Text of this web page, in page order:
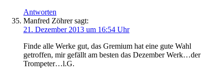
Antworten
Manfred Zöhrer sagt:
21. Dezember 2013 um 16:54 Uhr
Finde alle Werke gut, das Gremium hat eine gute Wahl
getroffen, mir gefällt am besten das Dezember Werk…der
Trompeter…l.G.